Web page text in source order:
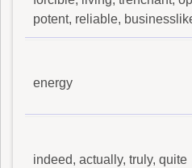
potent, reliable,
energy
indeed, actually, truly, quite